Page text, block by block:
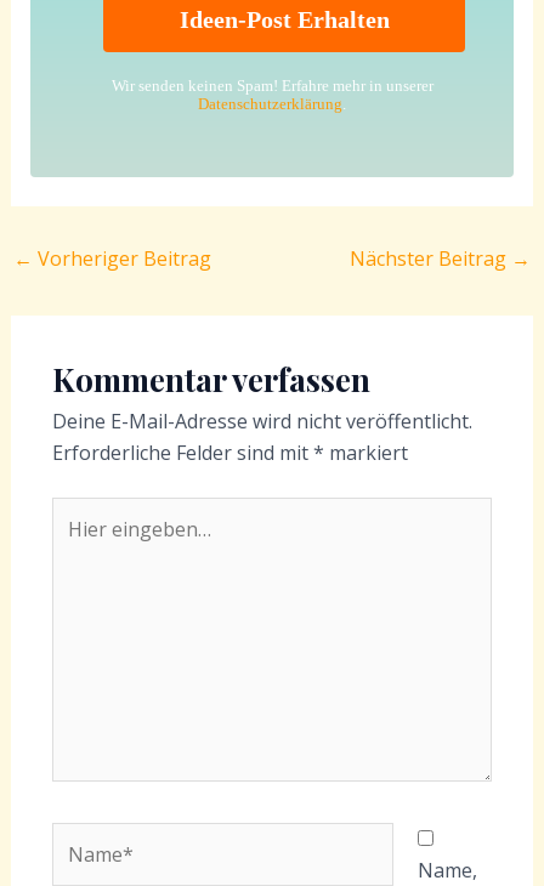
Wir senden keinen Spam! Erfahre mehr in unserer
Datenschutzerklärung.
← Vorheriger Beitrag Nächster Beitrag →
Kommentar verfassen
Deine E-Mail-Adresse wird nicht veröffentlicht.
Erforderliche Felder sind mit* markiert
eingeben…
Name,